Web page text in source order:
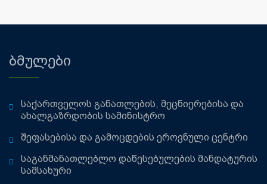
ბმულები
საქართველოს განათლების, მეცნიერებისა და
ახალგაზრდობის სამინისტრო
შეფასებისა და გამოცდების ეროვნული ცენტრი
საგანმანათლებლო დაწესებულების მანდატურის
სამსახური